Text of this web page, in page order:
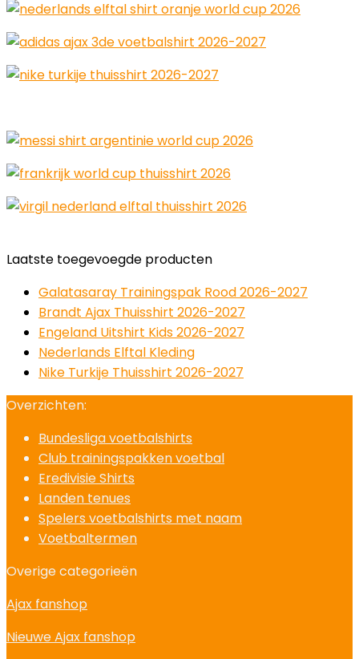
Laatste toegevoegde producten
Galatasaray Trainingspak Rood 2026-2027
Brandt Ajax Thuisshirt 2026-2027
Engeland Uitshirt Kids 2026-2027
Nederlands Elftal Kleding
Nike Turkije Thuisshirt 2026-2027
Overzichten:
Bundesliga voetbalshirts
Club trainingspakken voetbal
Eredivisie Shirts
Landen tenues
Spelers voetbalshirts met naam
Voetbaltermen
Overige categorieën
Ajax fanshop
Nieuwe Ajax fanshop